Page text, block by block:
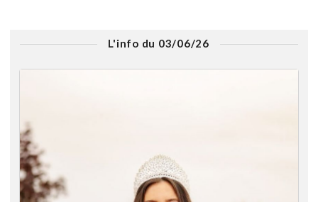
L'info du 03/06/26